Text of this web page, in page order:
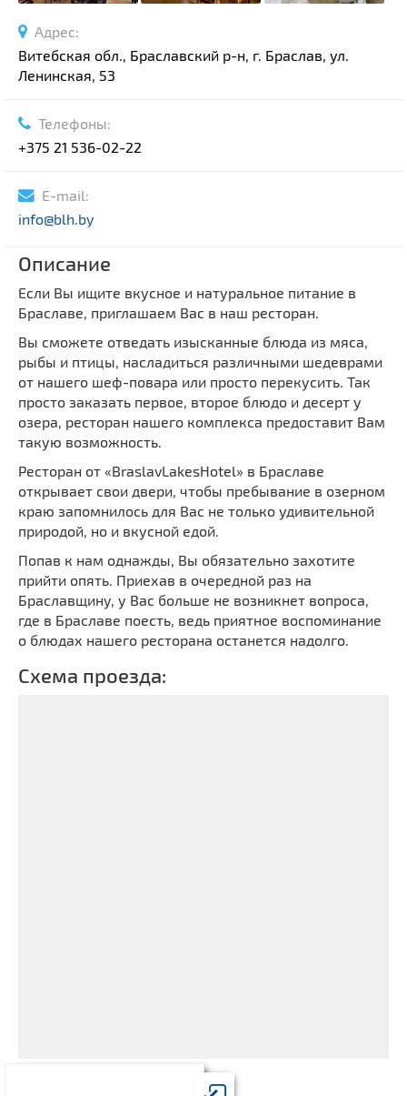
Адрес:
Витебская обл., Браславский р-н, г. Браслав, ул.
Ленинская, 53
Телефоны:
+375 21 536-02-22
E-mail:
info@blh.by
Описание
Если Вы ищите вкусное и натуральное питание в
Браславе, приглашаем Вас в наш ресторан.
Вы сможете отведать изысканные блюда из мяса,
рыбы и птицы, насладиться различными шедеврами
от нашего шеф-повара или просто перекусить. Так
просто заказать первое, второе блюдо и десерт у
озера, ресторан нашего комплекса предоставит Вам
такую возможность.
Ресторан от «BraslavLakesHotel» в Браславе
открывает свои двери, чтобы пребывание в озерном
краю запомнилось для Вас не только удивительной
природой, но и вкусной едой.
Попав к нам однажды, Вы обязательно захотите
прийти опять. Приехав в очередной раз на
Браславщину, у Вас больше не возникнет вопроса,
где в Браславе поесть, ведь приятное воспоминание
о блюдах нашего ресторана останется надолго.
Схема проезда: